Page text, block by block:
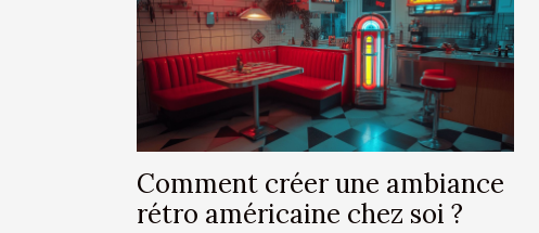
Comment créer une ambiance
rétro américaine chez soi ?